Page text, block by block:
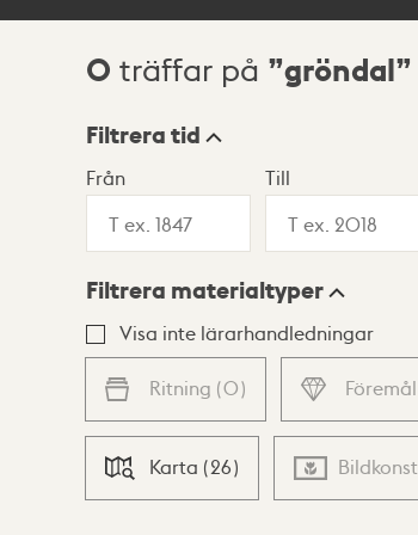
Sökresultat
0 träffar på gröndal
Visningsläge
Lista Karta
Filtrera tid
Från Till
Filtrera materialtyper
Visa inte lärarhandledningar
Ritning (0) Föremål
Karta (26) Bildkonst